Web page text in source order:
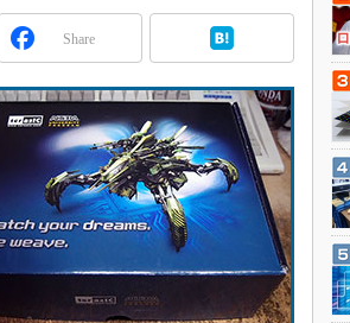
くりワールド
WORLD
ンネット展
車載ソフト開発
ISO26262
3Dプリンタ
デジタルツインとCAE
S＆OP
インダストリー4.0
イノベーション
製造業ビッグデータ
Share